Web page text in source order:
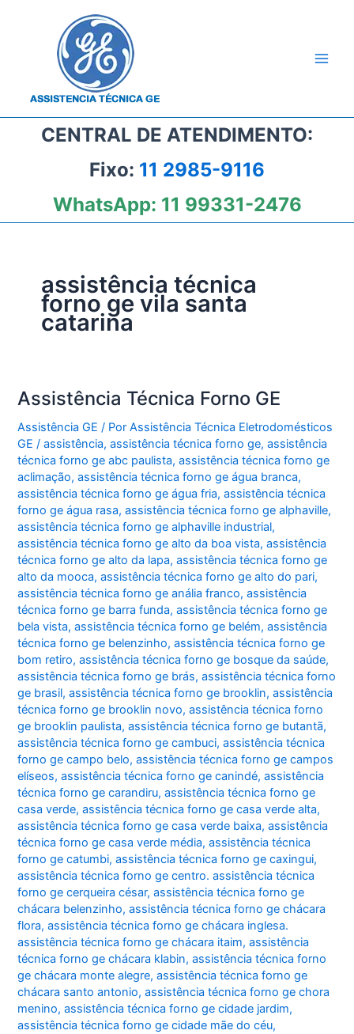
CENTRAL DE ATENDIMENTO:
Fixo: 11 2985-9116
WhatsApp: 11 99331-2476
assistência técnica
forno ge vila santa
catarina
Assistência Técnica Forno GE
Assistência GE / PorAssistência Técnica Eletrodomésticos
GE/assistência,assistência técnica forno ge,assistência
técnica forno ge abc paulista,assistência técnica forno ge
aclimação,assistência técnica forno ge água branca,
assistência técnica forno ge água fria,assistência técnica
forno ge água rasa,assistência técnica forno ge alphaville,
assistência técnica forno ge alphaville industrial,
assistência técnica forno ge alto da boa vista,assistência
técnica forno ge alto da lapa,assistência técnica forno ge
alto da mooca,assistência técnica forno ge alto do pari,
assistência técnica forno ge anália franco,assistência
técnica forno ge barra funda,assistência técnica forno ge
bela vista,assistência técnica forno ge belém,assistência
técnica forno ge belenzinho,assistência técnica forno ge
bom retiro,assistência técnica forno ge bosque da saúde,
assistência técnica forno ge brás,assistência técnica forno
ge brasil,assistência técnica forno ge brooklin,assistência
técnica forno ge brooklin novo,assistência técnica forno
ge brooklin paulista,assistência técnica forno ge butantã,
assistência técnica forno ge cambuci,assistência técnica
forno ge campo belo,assistência técnica forno ge campos
elíseos,assistência técnica forno ge canindé,assistência
técnica forno ge carandiru,assistência técnica forno ge
casa verde,assistência técnica forno ge casa verde alta,
assistência técnica forno ge casa verde baixa,assistência
técnica forno ge casa verde média,assistência técnica
forno ge catumbi,assistência técnica forno ge caxingui,
assistência técnica forno ge centro. assistência técnica
forno ge cerqueira césar,assistência técnica forno ge
chácara belenzinho,assistência técnica forno ge chácara
flora,assistência técnica forno ge chácara inglesa.
assistência técnica forno ge chácara itaim,assistência
técnica forno ge chácara klabin,assistência técnica forno
ge chácara monte alegre,assistência técnica forno ge
chácara santo antonio,assistência técnica forno ge chora
menino,assistência técnica forno ge cidade jardim,
assistência técnica forno ge cidade mãe do céu,